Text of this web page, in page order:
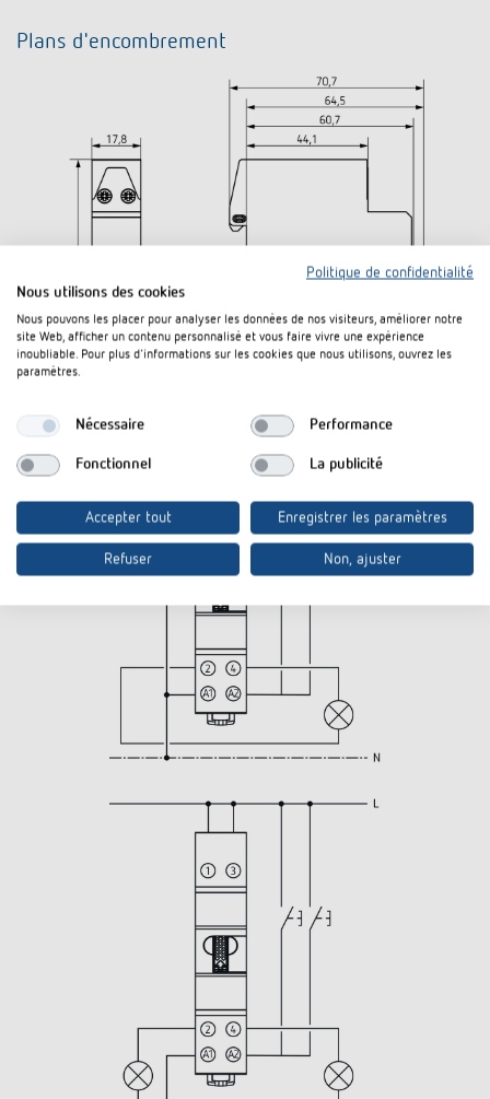
Plans d'encombrement
Politique de confidentialité
Nous utilisons des cookies
Nous pouvons les placer pour analyser les données de nos visiteurs, améliorer notre
site Web, afficher un contenu personnalisé et vous faire vivre une expérience
inoubliable. Pour plus d'informations sur les cookies que nous utilisons, ouvrez les
paramètres.
Nécessaire Performance
Fonctionnel La publicité
Accepter tout Enregistrer les paramètres
Refuser Non, ajuster